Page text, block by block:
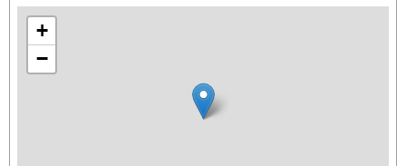
+
−